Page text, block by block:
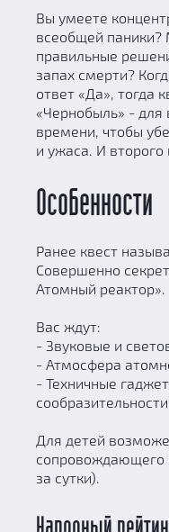
Вы умеете
всеобщей
правильные
запах смерти?
ответ «Да», тогда
«Чернобыль» - для
времени, чтобы
и ужаса. И второго
Особенности
Ранее квест
Совершенно
Атомный реактор».
Вас ждут:
- Звуковые и
- Атмосфера
- Техничные
Для детей
сопровождающего
за сутки).